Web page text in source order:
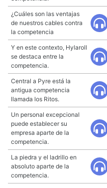
¿Cuáles son las ventajas
de nuestros cables contra
la competencia
Y en este contexto, Hylaroll
se destaca entre la
competencia.
Central a Pyre está la
antigua competencia
llamada los Ritos.
Un personal excepcional
puede establecer su
empresa aparte de la
competencia.
La piedra y el ladrillo en
absoluto aparte de la
competencia.